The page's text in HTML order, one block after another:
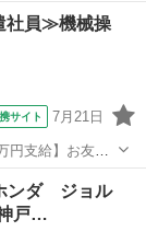
社員≫機械操
サイト 7月21日
支給】お友達
プライベート充
用制度あり★1食
ンダ ジョル
戸…